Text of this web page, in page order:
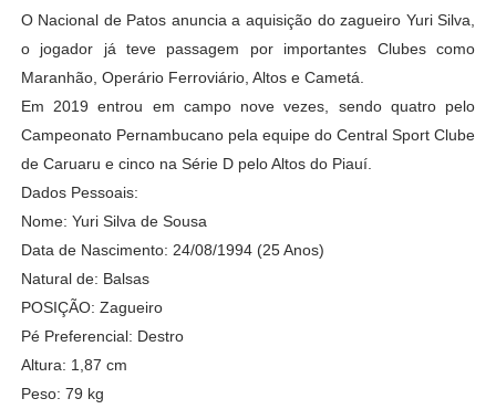
O Nacional de Patos anuncia a aquisição do zagueiro Yuri Silva,
o jogador já teve passagem por importantes Clubes como
Maranhão, Operário Ferroviário, Altos e Cametá.
Em 2019 entrou em campo nove vezes, sendo quatro pelo
Campeonato Pernambucano pela equipe do Central Sport Clube
de Caruaru e cinco na Série D pelo Altos do Piauí.
Dados Pessoais:
Nome: Yuri Silva de Sousa
Data de Nascimento: 24/08/1994 (25 Anos)
Natural de: Balsas
POSIÇÃO: Zagueiro
Pé Preferencial: Destro
Altura: 1,87 cm
Peso: 79 kg